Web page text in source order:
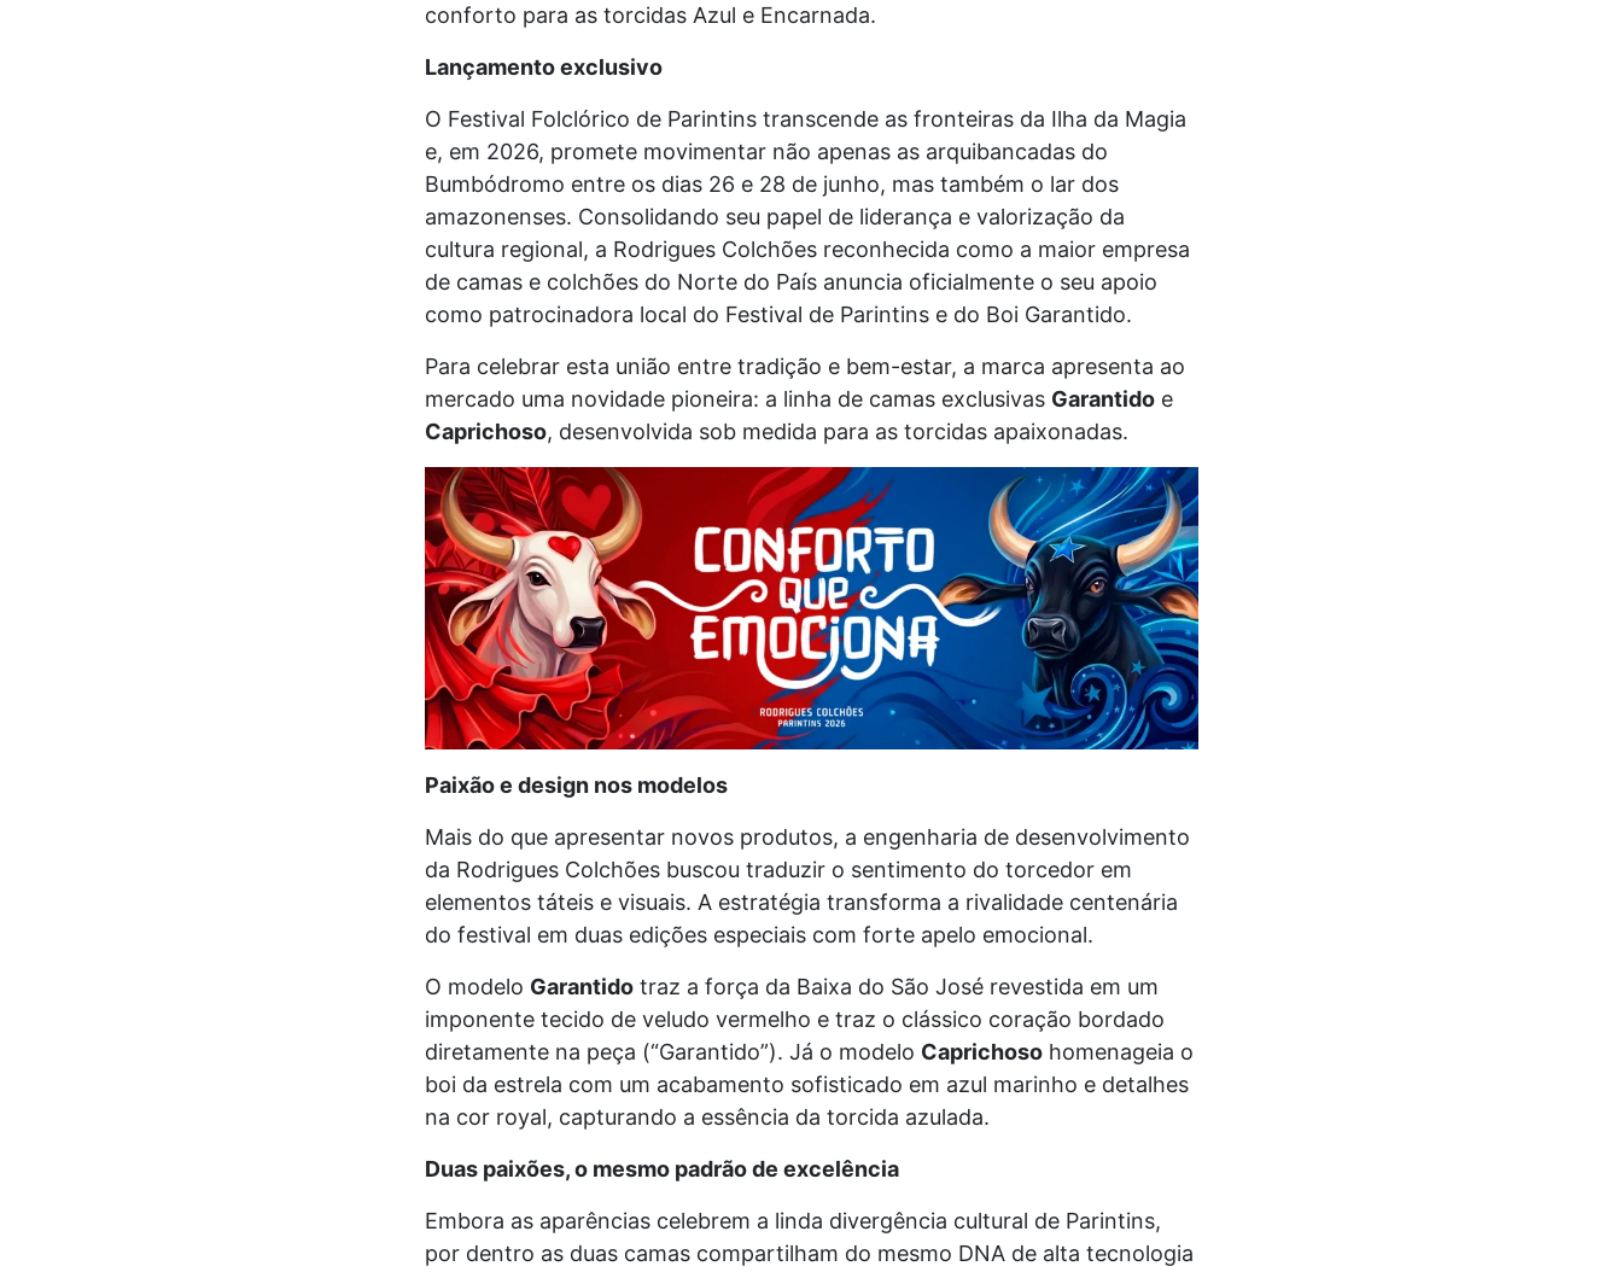
conforto para as torcidas Azul e Encarnada.
Lançamento exclusivo
O Festival Folclórico de Parintins transcende as fronteiras da Ilha da Magia
e, em 2026, promete movimentar não apenas as arquibancadas do
Bumbódromo entre os dias 26 e 28 de junho, mas também o lar dos
amazonenses. Consolidando seu papel de liderança e valorização da
cultura regional, a Rodrigues Colchões reconhecida como a maior empresa
de camas e colchões do Norte do País anuncia oficialmente o seu apoio
como patrocinadora local do Festival de Parintins e do Boi Garantido.
Para celebrar esta união entre tradição e bem-estar, a marca apresenta ao
mercado uma novidade pioneira: a linha de camas exclusivas Garantidoe
Caprichoso, desenvolvida sob medida para as torcidas apaixonadas.
Paixão e design nos modelos
Mais do que apresentar novos produtos, a engenharia de desenvolvimento
da Rodrigues Colchões buscou traduzir o sentimento do torcedor em
elementos táteis e visuais. A estratégia transforma a rivalidade centenária
do festival em duas edições especiais com forte apelo emocional.
O modelo Garantidotraz a força da Baixa do São José revestida em um
imponente tecido de veludo vermelho e traz o clássico coração bordado
diretamente na peça (“Garantido”). Já o modelo Caprichosohomenageia o
boi da estrela com um acabamento sofisticado em azul marinho e detalhes
na cor royal, capturando a essência da torcida azulada.
Duas paixões, o mesmo padrão de excelência
Embora as aparências celebrem a linda divergência cultural de Parintins,
por dentro as duas camas compartilham do mesmo DNA de alta tecnologia